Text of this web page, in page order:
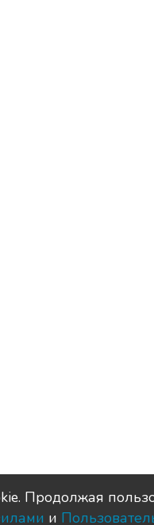
Продолжая
и